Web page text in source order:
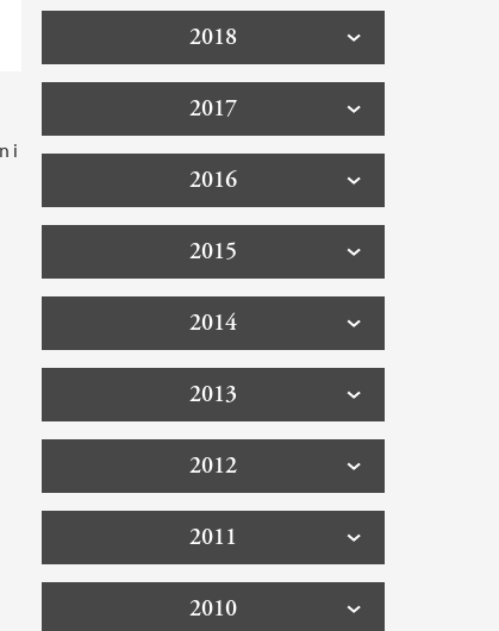
i
2018
2017
2016
2015
2014
2013
2012
2011
2010